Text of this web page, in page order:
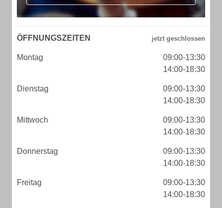
ÖFFNUNGSZEITEN
Montag
09:00-13:30
14:00-18:30
Dienstag
09:00-13:30
14:00-18:30
Mittwoch
09:00-13:30
14:00-18:30
Donnerstag
09:00-13:30
14:00-18:30
Freitag
09:00-13:30
14:00-18:30